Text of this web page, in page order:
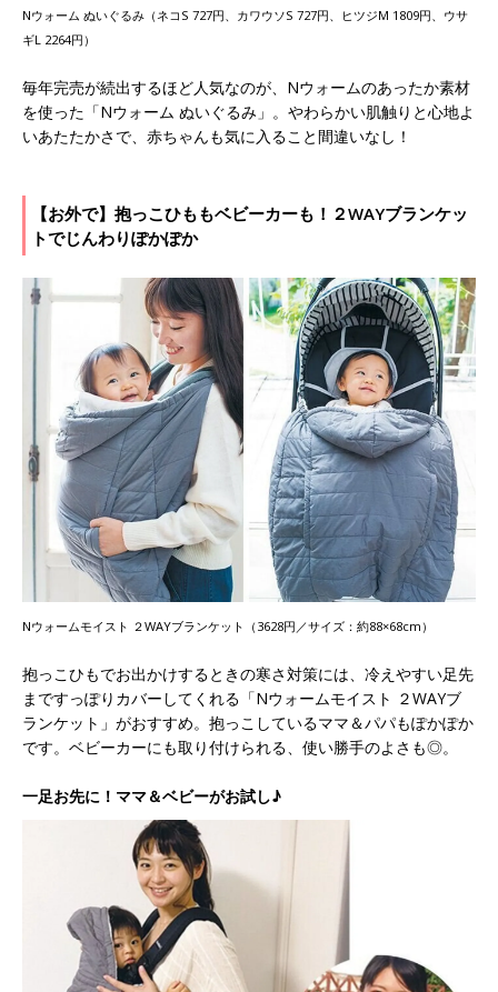
Nウォーム ぬいぐるみ（ネコS 727円、カワウソS 727円、ヒツジM 1809円、ウサ
ギL 2264円）
毎年完売が続出するほど人気なのが、Nウォームのあったか素材
を使った「Nウォーム ぬいぐるみ」。やわらかい肌触りと心地よ
いあたたかさで、赤ちゃんも気に入ること間違いなし！
【お外で】抱っこひももベビーカーも！２WAYブランケッ
トでじんわりぽかぽか
Nウォームモイスト ２WAYブランケット（3628円／サイズ：約88×68cm）
抱っこひもでお出かけするときの寒さ対策には、冷えやすい足先
まですっぽりカバーしてくれる「Nウォームモイスト ２WAYブ
ランケット」がおすすめ。抱っこしているママ＆パパもぽかぽか
です。ベビーカーにも取り付けられる、使い勝手のよさも◎。
一足お先に！ママ＆ベビーがお試し♪